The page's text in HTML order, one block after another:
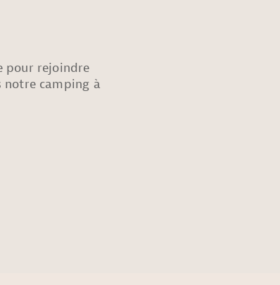
pour rejoindre
notre camping à